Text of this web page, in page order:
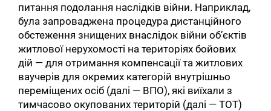
питання подолання наслідків війни. Наприклад,
була запроваджена процедура дистанційного
обстеження знищених внаслідок війни об’єктів
житлової нерухомості на територіях бойових
дій — для отримання компенсації та житлових
ваучерів для окремих категорій внутрішньо
переміщених осіб (далі — ВПО), які виїхали з
тимчасово окупованих територій (далі — ТОТ)